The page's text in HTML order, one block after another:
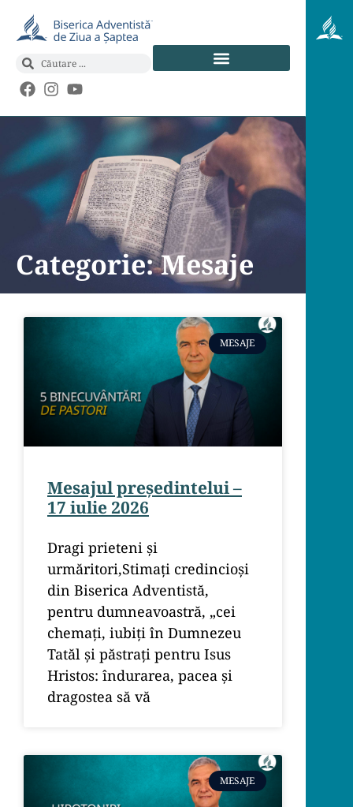
Categorie: Mesaje
MESAJE
Mesajul președintelui –
17 iulie 2026
Dragi prieteni și
urmăritori,Stimați credincioși
din Biserica Adventistă,
pentru dumneavoastră, „cei
chemaţi, iubiţi în Dumnezeu
Tatăl şi păstraţi pentru Isus
Hristos: îndurarea, pacea şi
dragostea să vă
MESAJE